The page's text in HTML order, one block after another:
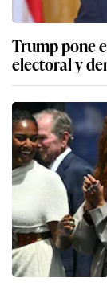
Trump pone
electoral y